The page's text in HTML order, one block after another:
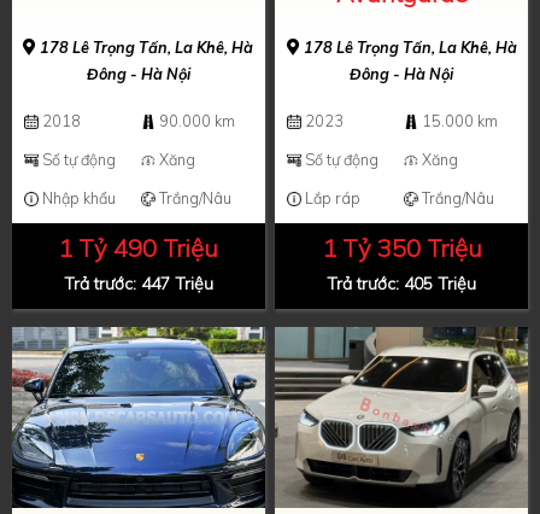
178 Lê Trọng Tấn, La Khê, Hà
Đông - Hà Nội
2018
90.000 km
Số tự động
Xăng
Nhập khẩu
Trắng/Nâu
1 Tỷ 490 Triệu
Trả trước: 447 Triệu
178 Lê Trọng Tấn, La Khê, Hà
Đông - Hà Nội
2023
15.000 km
Số tự động
Xăng
Lắp ráp
Trắng/Nâu
1 Tỷ 350 Triệu
Trả trước: 405 Triệu